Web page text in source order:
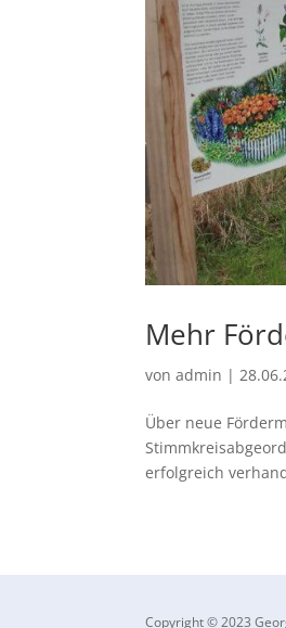
Mehr
vonadmin |
Über neue
erfolgreich
Copyright © 2023